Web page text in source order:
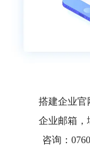
搭建企业官
企业邮箱，
咨询：